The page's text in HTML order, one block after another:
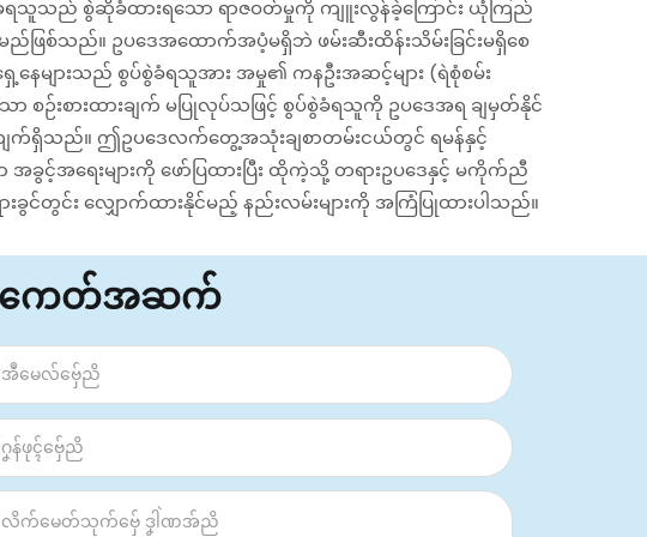
သူသည် စွဲဆိုခံထားရသော ရာဇဝတ်မှုကို ကျူးလွန်ခဲ့ကြောင်း ယုံကြည်
စ်သည်။ ဥပဒေအထောက်အပံ့မရှိဘဲ ဖမ်းဆီးထိန်းသိမ်းခြင်းမရှိစေ
ရှေ့နေများသည် စွပ်စွဲခံရသူအား အမှု၏ ကနဦးအဆင့်များ (ရဲစုံစမ်း
စဉ်းစားထားချက် မပြုလုပ်သဖြင့် စွပ်စွဲခံရသူကို ဥပဒေအရ ချမှတ်နိုင်
ာက်လျက်ရှိသည်။ ဤဥပဒေလက်တွေ့အသုံးချစာတမ်းငယ်တွင် ရမန်နှင့်
ခွင့်အရေးများကို ဖော်ပြထားပြီး ထိုကဲ့သို့ တရားဥပဒေနှင့် မကိုက်ညီ
ခွင်တွင်း လျှောက်ထားနိုင်မည့် နည်းလမ်းများကို အကြံပြုထားပါသည်။
ေတ်အဆက်